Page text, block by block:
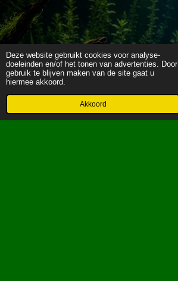
Deze website gebruikt cookies voor analyse-
doeleinden en/of het tonen van advertenties. Door
gebruik te blijven maken van de site gaat u
hiermee akkoord.
Akkoord
Telefoonnummer